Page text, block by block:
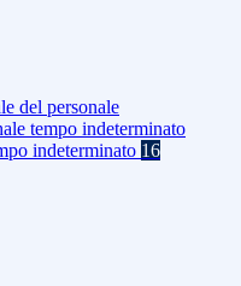
del personale
tempo indeterminato
indeterminato 16